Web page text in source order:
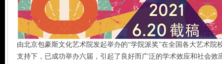
由北京包豪斯文化艺术院发起举办的“学院派奖”在全国各大艺术院
支持下，已成功举办六届，引起了良好而广泛的学术效应和社会效